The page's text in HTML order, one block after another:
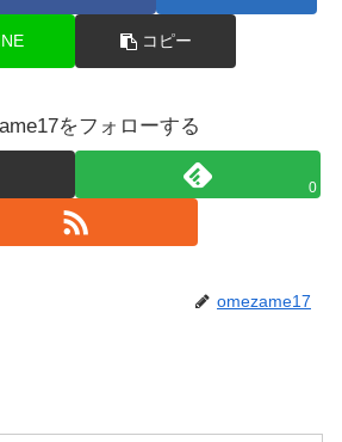
コピー
をフォローする
0
omezame17